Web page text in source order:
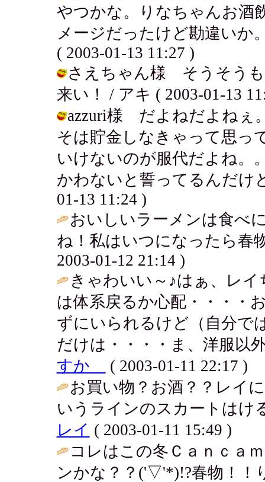
やつかな。りなちゃんお酒
メージだったけど勘違いか
( 2003-01-13 11:27 )
さえちゃん様 そうそうも
来い！ / アキ ( 2003-01-13
azzuri様 だよねだよねぇ
そは貯金しなきゃって思っ
いけないのが服代だよね。
かわないと誓ってるんだけ
01-13 11:24 )
おいしいラーメンは食べ
ね！私はいつになったら春
2003-01-12 21:14 )
きゃわいい～♪はぁ、レ
は体系戻るか心配・・・・
ずにいられるけど（自分で
だけは・・・・ま、洋服以
すか
( 2003-01-11 22:17 )
お買い物？お酒？？レイ
いうラインのスカートはけ
レイ ( 2003-01-11 15:49 )
コレはこの冬Ｃａｎｃａ
ンかな？？('▽'*)!?春物！！